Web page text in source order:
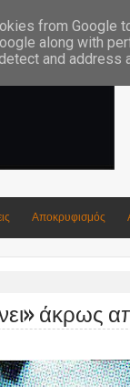
Αποκρυφισμός
άκρως
from Google
along with
and address